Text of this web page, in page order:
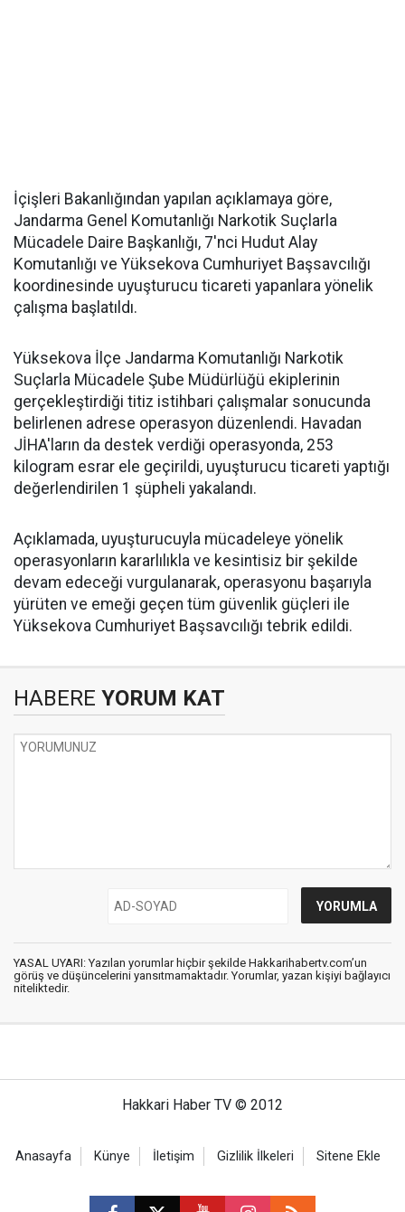
İçişleri Bakanlığından yapılan açıklamaya göre,
Jandarma Genel Komutanlığı Narkotik Suçlarla
Mücadele Daire Başkanlığı, 7'nci Hudut Alay
Komutanlığı ve Yüksekova Cumhuriyet Başsavcılığı
koordinesinde uyuşturucu ticareti yapanlara yönelik
çalışma başlatıldı.
Yüksekova İlçe Jandarma Komutanlığı Narkotik
Suçlarla Mücadele Şube Müdürlüğü ekiplerinin
gerçekleştirdiği titiz istihbari çalışmalar sonucunda
belirlenen adrese operasyon düzenlendi. Havadan
JİHA'ların da destek verdiği operasyonda, 253
kilogram esrar ele geçirildi, uyuşturucu ticareti yaptığı
değerlendirilen 1 şüpheli yakalandı.
Açıklamada, uyuşturucuyla mücadeleye yönelik
operasyonların kararlılıkla ve kesintisiz bir şekilde
devam edeceği vurgulanarak, operasyonu başarıyla
yürüten ve emeği geçen tüm güvenlik güçleri ile
Yüksekova Cumhuriyet Başsavcılığı tebrik edildi.
HABERE YORUM KAT
YASAL UYARI: Yazılan yorumlar hiçbir şekilde Hakkarihabertv.com’un
görüş ve düşüncelerini yansıtmamaktadır. Yorumlar, yazan kişiyi bağlayıcı
niteliktedir.
Hakkari Haber TV © 2012
Anasayfa Künye İletişim Gizlilik İlkeleri Sitene Ekle